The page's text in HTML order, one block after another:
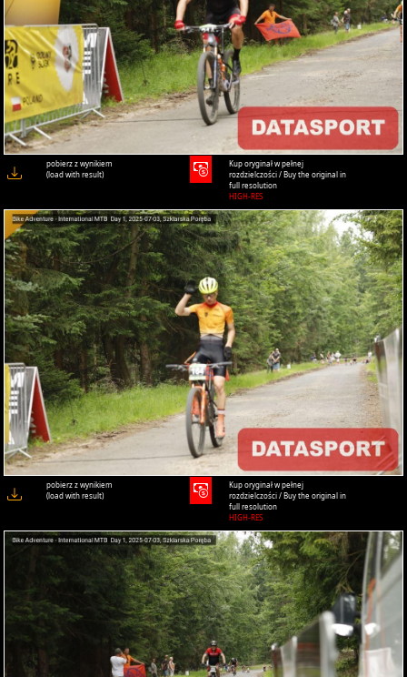
pobierz z wynikiem
(load with result)
Kup oryginał w pełnej
rozdzielczości / Buy the original in
full resolution
HIGH-RES
pobierz z wynikiem
(load with result)
Kup oryginał w pełnej
rozdzielczości / Buy the original in
full resolution
HIGH-RES